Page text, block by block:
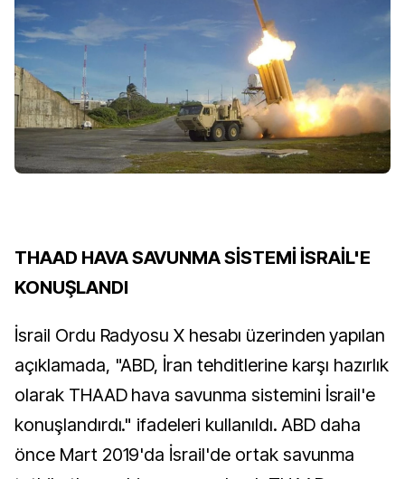
THAAD HAVA SAVUNMA SİSTEMİ İSRAİL'E
KONUŞLANDI
İsrail Ordu Radyosu X hesabı üzerinden yapılan
açıklamada, "ABD, İran tehditlerine karşı hazırlık
olarak THAAD hava savunma sistemini İsrail'e
konuşlandırdı." ifadeleri kullanıldı. ABD daha
önce Mart 2019'da İsrail'de ortak savunma